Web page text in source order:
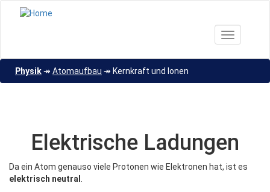
Direkt
Toggle
Physik↠ Atomaufbau ↠ Kernkraft und Ionen
Elektrische Ladungen
Da ein Atom genauso viele Protonen wie Elektronen hat, ist es
elektrisch neutral